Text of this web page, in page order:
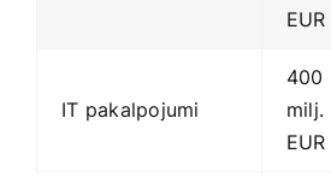
EUR
IT⁤ pakalpojumi
400
milj.
‍EUR